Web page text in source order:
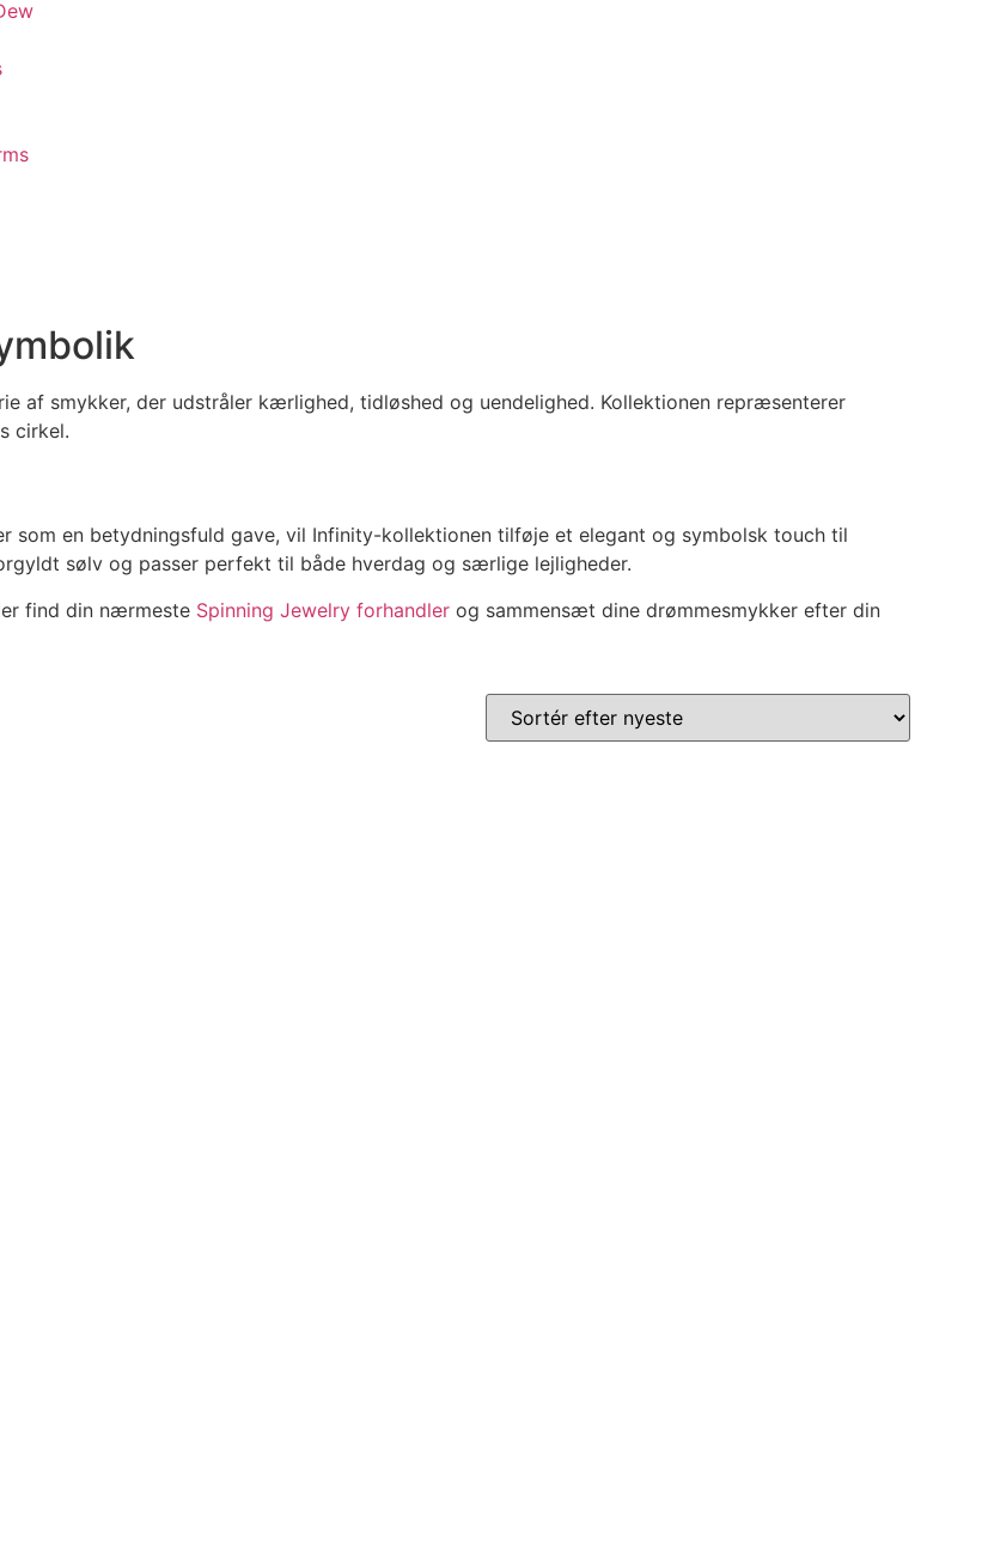
af smykker, der udstråler kærlighed, tidløshed og uendelighed. Kollektionen repræsenterer
cirkel.
en betydningsfuld gave, vil Infinity-kollektionen tilføje et elegant og symbolsk touch til
sølv og passer perfekt til både hverdag og særlige lejligheder.
find din nærmeste Spinning Jewelry forhandler og sammensæt dine drømmesmykker efter din